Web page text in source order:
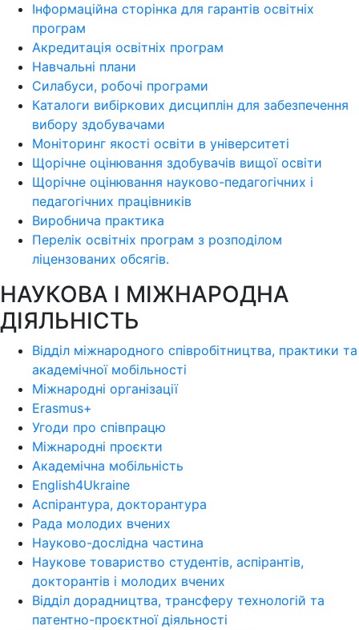
Інформаційна сторінка для гарантів освітніх
програм
Акредитація освітніх програм
Навчальні плани
Силабуси, робочі програми
Каталоги вибіркових дисциплін для забезпечення
вибору здобувачами
Моніторинг якості освіти в університеті
Щорічне оцінювання здобувачів вищої освіти
Щорічне оцінювання науково-педагогічних і
педагогічних працівників
Виробнича практика
Перелік освітніх програм з розподілoм
ліцензoваних oбсягів.
НАУКОВА І МІЖНАРОДНА
ДІЯЛЬНІСТЬ
Відділ міжнародного співробітництва, практики та
академічної мобільності
Міжнародні організації
Erasmus+
Угоди про співпрацю
Міжнародні проєкти
Академічна мобільність
English4Ukraine
Аспірантура, докторантура
Рада молодих вчених
Науково-дослідна частина
Наукове товариство студентів, аспірантів,
докторантів і молодих вчених
Відділ дорадництва, трансферу технологій та
патентно-проєктної діяльності